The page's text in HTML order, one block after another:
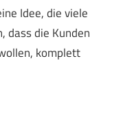
Idee, die viele
dass die Kunden
komplett